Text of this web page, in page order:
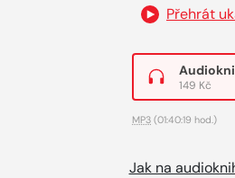
Přehrát
149 Kč
MP3 (01:40:19 hod.)
Jak na